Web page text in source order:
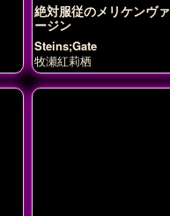
絶対服従のメリケンヴァ
ージン
Steins;Gate
牧瀬紅莉栖